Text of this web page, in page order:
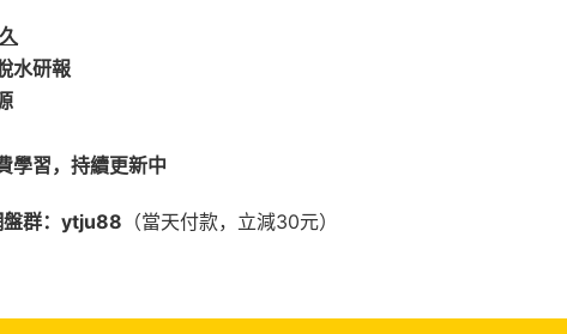
水研報
學習，持續更新中
盤群：ytju88 （當天付款，立減30元）